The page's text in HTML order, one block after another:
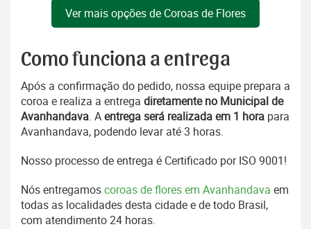
Ver mais opções de Coroas de Flores
Como funciona a entrega
Após a confirmação do pedido, nossa equipe prepara a
coroa e realiza a entrega diretamente no Municipal de
Avanhandava. Aentrega será realizada em 1 hora para
Avanhandava, podendo levar até 3 horas.
Nosso processo de entrega é Certificado por ISO 9001!
Nós entregamoscoroas de flores em Avanhandava em
todas as localidades desta cidade e de todo Brasil,
com atendimento 24 horas.